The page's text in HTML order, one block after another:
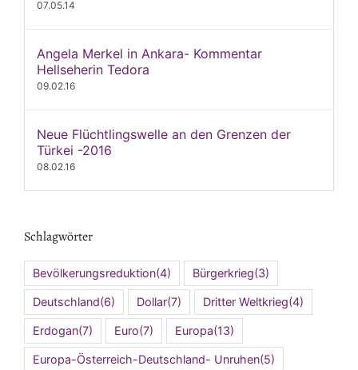
07.05.14
Angela Merkel in Ankara- Kommentar
Hellseherin Tedora
09.02.16
Neue Flüchtlingswelle an den Grenzen der
Türkei -2016
08.02.16
Schlagwörter
Bevölkerungsreduktion(4) Bürgerkrieg(3)
Deutschland(6) Dollar(7) Dritter Weltkrieg(4)
Erdogan(7) Euro(7) Europa(13)
Europa-Österreich-Deutschland- Unruhen(5)